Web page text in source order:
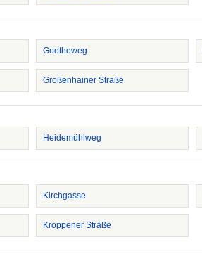
Goetheweg
Großenhainer Straße
Heidemühlweg
Kirchgasse
Kroppener Straße